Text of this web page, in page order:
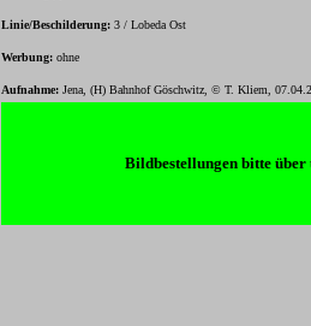
Linie/Beschilderung: 3 / Lobeda Ost
Werbung: ohne
Aufnahme: Jena, (H) Bahnhof Göschwitz, © T. Kliem,
Bildbestellungen bitte